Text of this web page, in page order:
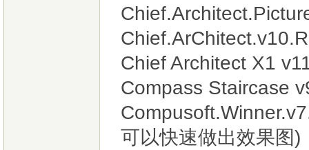
Chief Architect X1
Compass Staircase
可以快速做出效果图)